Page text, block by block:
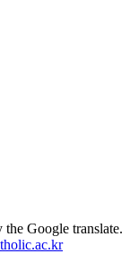
Google translate.